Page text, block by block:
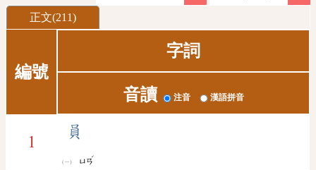
正文(211)
編號
字詞
音讀 注音 漢語拼音
1
員
ㄩㄢ
ˊ